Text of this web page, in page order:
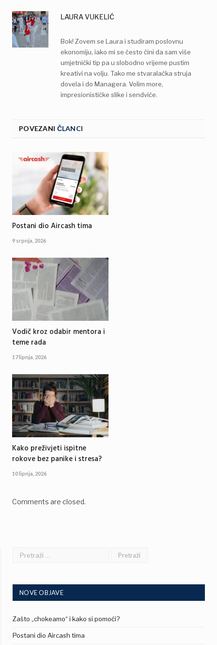
LAURA VUKELIĆ
Bok! Zovem se Laura i studiram poslovnu
ekonomiju, iako mi se često čini da sam više
umjetnički tip pa u slobodno vrijeme pustim
kreativi na volju. Tako me stvaralačka struja
dovela i do Managera. Volim more,
impresionističke slike i sendviče.
POVEZANI ČLANCI
Postani dio Aircash tima
9 srpnja, 2026
Vodič kroz odabir mentora i
teme rada
17 lipnja, 2026
Kako preživjeti ispitne
rokove bez panike i stresa?
10 lipnja, 2026
Comments are closed.
NOVE OBJAVE
Zašto „chokeamo“ i kako si pomoći?
Postani dio Aircash tima